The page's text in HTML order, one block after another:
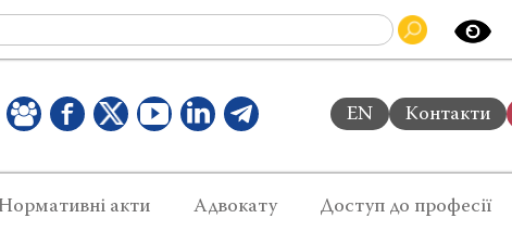
EN Контакти
акти Адвокату Доступ до професії